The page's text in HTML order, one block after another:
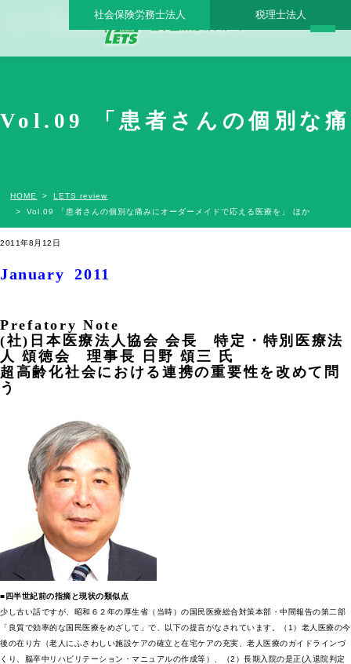
Vol.09 「患者さんの個別な痛みにオーダーメイドで応える医療を」 ほか - 日本医業総
社会保険労務士法人 税理士法人
Vol.09 「患者さんの個別な
HOME
LETS review
Vol.09 「患者さんの個別な痛みにオーダーメイドで応える医療を」 ほか
2011年8月12日
January 2011
Prefatory Note
(社)日本医療法人協会 会長 特定・特別医療法
人 頌徳会 理事長 日野 頌三 氏
超高齢化社会における連携の重要性を改めて問
う
■四半世紀前の指摘と現状の類似点
少し古い話ですが、昭和６２年の厚生省（当時）の国民医療総合対策本部・中間報告の第二部
「良質で効率的な国民医療をめざして」で、以下の提言がなされています。（1）老人医療の今
後の在り方（老人にふさわしい施設ケアの確立と在宅ケアの充実、老人医療のガイドラインづ
くり、脳卒中リハビリテーション・マニュアルの作成等）、（2）長期入院の是正(入退院判定